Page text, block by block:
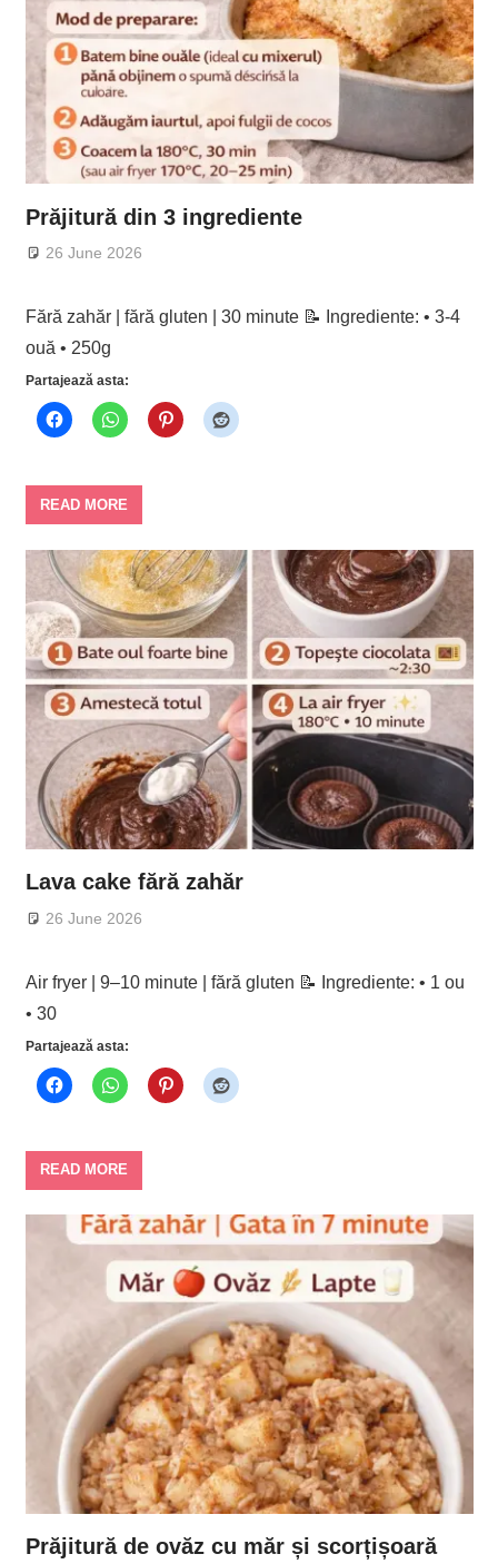
Prăjitură din 3 ingrediente
26 June 2026
Fără zahăr | fără gluten | 30 minute 📝 Ingrediente: • 3-4
ouă • 250g
Partajează asta:
READ MORE
Lava cake fără zahăr
26 June 2026
Air fryer | 9–10 minute | fără gluten 📝 Ingrediente: • 1 ou
• 30
Partajează asta:
READ MORE
Prăjitură de ovăz cu măr și scorțișoară